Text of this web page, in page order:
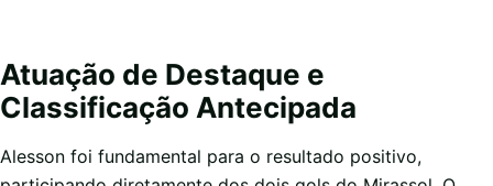
Atuação de Destaque e
Classificação Antecipada
Alesson foi fundamental para o resultado positivo,